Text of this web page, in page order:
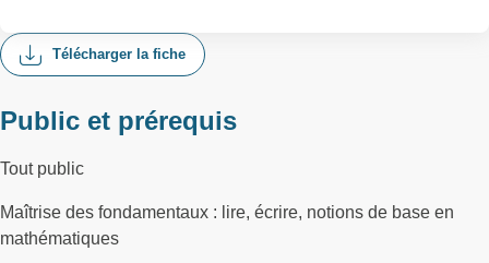
Télécharger la fiche
Public et prérequis
Tout public
Maîtrise des fondamentaux : lire, écrire, notions de base en
mathématiques